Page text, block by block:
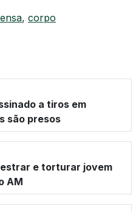
, corpo
a tiros em
são presos
e torturar jovem
AM